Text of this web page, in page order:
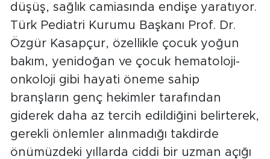
düşüş, sağlık camiasında endişe yaratıyor.
Türk Pediatri Kurumu Başkanı Prof. Dr.
Özgür Kasapçur, özellikle çocuk yoğun
bakım, yenidoğan ve çocuk hematoloji-
onkoloji gibi hayati öneme sahip
branşların genç hekimler tarafından
giderek daha az tercih edildiğini belirterek,
gerekli önlemler alınmadığı takdirde
önümüzdeki yıllarda ciddi bir uzman açığı